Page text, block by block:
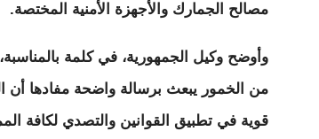
مصالح الجمارك والأجهزة الأمنية المختصة.
وأوضح وكيل الجمهورية، في كلمة
من الخمور يبعث برسالة واضحة مفادها أن
قوية في تطبيق القوانين والتصدي لكافة